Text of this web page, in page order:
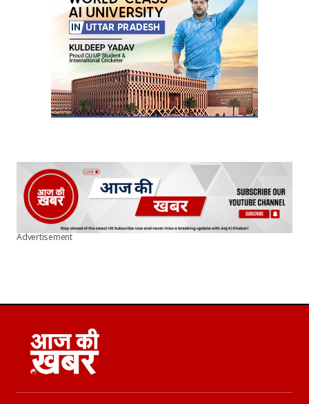
Advertisement